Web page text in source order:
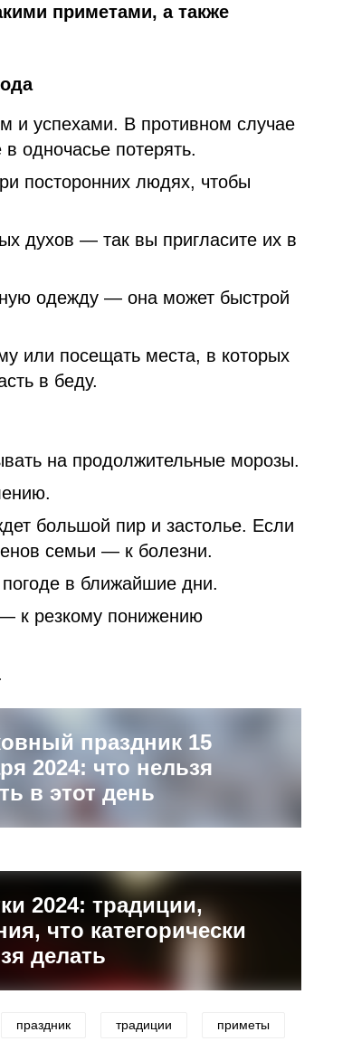
приметами, а также
и успехами. В противном случае
одночасье потерять.
посторонних людях, чтобы
духов — так вы пригласите их в
одежду — она может быстрой
или посещать места, в которых
в беду.
на продолжительные морозы.
большой пир и застолье. Если
семьи — к болезни.
в ближайшие дни.
к резкому понижению
праздник 15
2024: что нельзя
в этот день
2024: традиции,
что категорически
делать
праздник традиции приметы